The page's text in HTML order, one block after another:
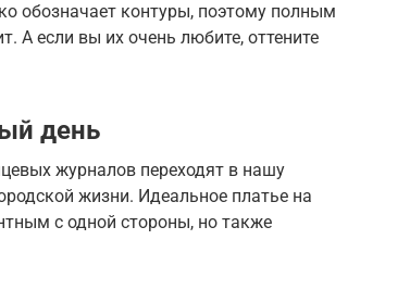
обозначает контуры, поэтому полным
А если вы их очень любите, оттените
день
журналов переходят в нашу
жизни. Идеальное платье на
с одной стороны, но также